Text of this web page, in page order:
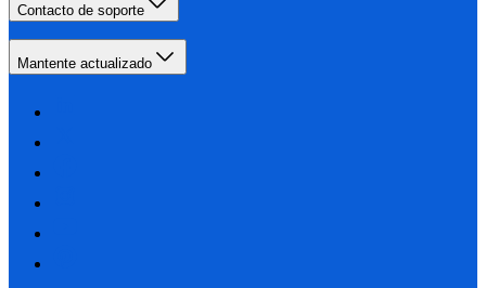
Contacto de soporte
Mantente actualizado